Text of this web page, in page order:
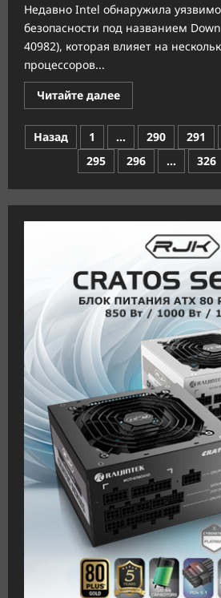
Недавно Intel обнаружила
безопасности под названием
40982), которая влияет на
процессоров...
Читайте далееПрочитать
больше
Уязвимость
в
процессорах
Intel
«Downfall»
их
Пагинация
Назад 1 … 290 291
295
296 … 326